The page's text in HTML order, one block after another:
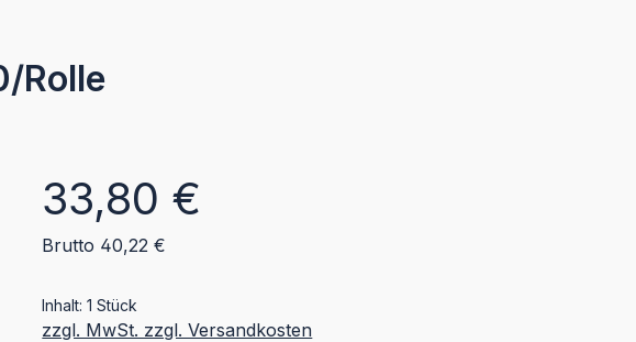
Rolle
Regulärer Preis:
33,80 €
Brutto 40,22 €
Inhalt:1 Stück
zzgl. MwSt. zzgl. Versandkosten